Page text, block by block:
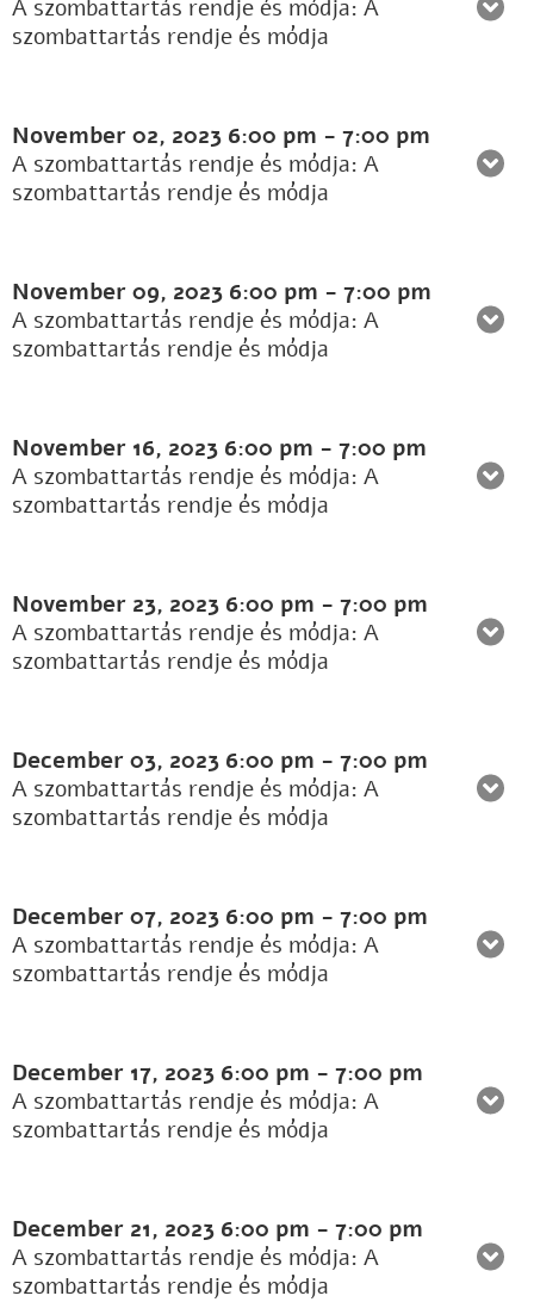
A szombattartás rendje és módja: A
szombattartás rendje és módja
November 02, 2023 6:00 pm - 7:00 pm
A szombattartás rendje és módja: A
szombattartás rendje és módja
November 09, 2023 6:00 pm - 7:00 pm
A szombattartás rendje és módja: A
szombattartás rendje és módja
November 16, 2023 6:00 pm - 7:00 pm
A szombattartás rendje és módja: A
szombattartás rendje és módja
November 23, 2023 6:00 pm - 7:00 pm
A szombattartás rendje és módja: A
szombattartás rendje és módja
December 03, 2023 6:00 pm - 7:00 pm
A szombattartás rendje és módja: A
szombattartás rendje és módja
December 07, 2023 6:00 pm - 7:00 pm
A szombattartás rendje és módja: A
szombattartás rendje és módja
December 17, 2023 6:00 pm - 7:00 pm
A szombattartás rendje és módja: A
szombattartás rendje és módja
December 21, 2023 6:00 pm - 7:00 pm
A szombattartás rendje és módja: A
szombattartás rendje és módja